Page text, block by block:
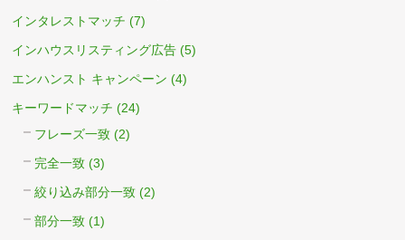
インタレストマッチ (7)
インハウスリスティング広告 (5)
エンハンスト キャンペーン (4)
キーワードマッチ (24)
フレーズ一致 (2)
完全一致 (3)
絞り込み部分一致 (2)
部分一致 (1)